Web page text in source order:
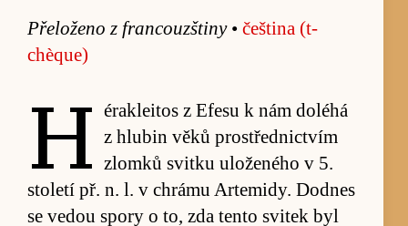
Pře­loženo z fran­couz­štiny• češ­tina (t­
chèque)
H éra­klei­tos z Efesu k nám do­léhá
z hlu­bin věků pro­střednic­tvím
zlomků svitku uloženého v 5.
sto­letí př. n. l. v chrámu Ar­te­mi­dy. Dodnes
se ve­dou spory o to, zda tento svi­tek byl